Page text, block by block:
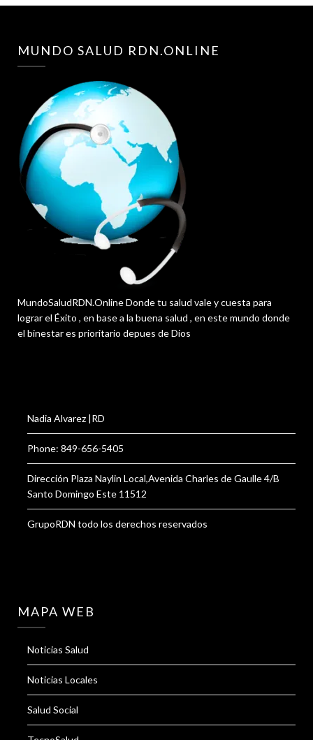
MUNDO SALUD RDN.ONLINE
MundoSaludRDN.Online Donde tu salud vale y cuesta para
lograr el Éxito , en base a la buena salud , en este mundo donde
el binestar es prioritario depues de Dios
Nadia Alvarez |RD
Phone: 849-656-5405
Dirección Plaza Naylin Local,Avenida Charles de Gaulle 4/B
Santo Domingo Este 11512
GrupoRDN todo los derechos reservados
MAPA WEB
Noticias Salud
Noticias Locales
Salud Social